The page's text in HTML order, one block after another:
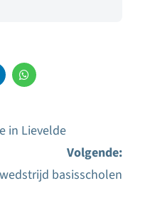
in Lievelde
Volgende:
basisscholen